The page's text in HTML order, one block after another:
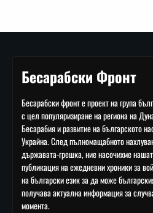
Бесарабски Фронт
Бесарабски фронт е проект на група
с цел популяризиране на региона на
Бесарабия и развитие на българското
Украйна. След пълномащабното
държавата-грешка, ние насочихме
публикация на ежедневни хроники за
на български език за да може
получава актуална информация за
момента.